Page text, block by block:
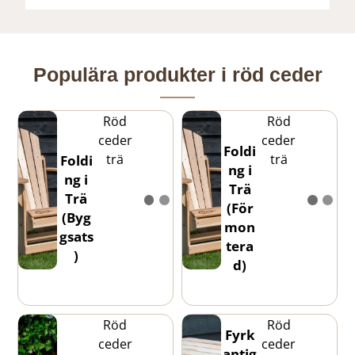
Populära produkter i röd ceder
Foldi
ng i
Trä
(Byg
gsats
)
Röd
ceder
trä
Foldi
ng i
Trä
(För
mon
tera
d)
Röd
ceder
trä
Röd
ceder
Fyrk
Röd
ceder